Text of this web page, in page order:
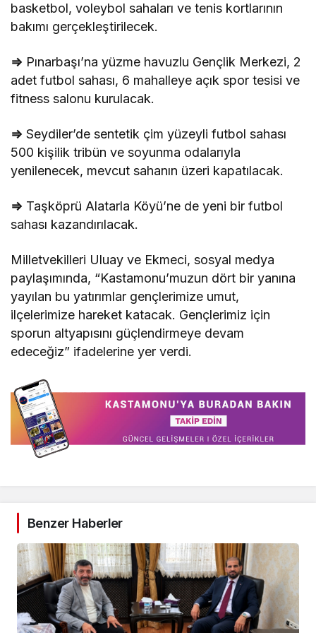
basketbol, voleybol sahaları ve tenis kortlarının
bakımı gerçekleştirilecek.
⇒ Pınarbaşı’na yüzme havuzlu Gençlik Merkezi, 2
adet futbol sahası, 6 mahalleye açık spor tesisi ve
fitness salonu kurulacak.
⇒ Seydiler’de sentetik çim yüzeyli futbol sahası
500 kişilik tribün ve soyunma odalarıyla
yenilenecek, mevcut sahanın üzeri kapatılacak.
⇒ Taşköprü Alatarla Köyü’ne de yeni bir futbol
sahası kazandırılacak.
Milletvekilleri Uluay ve Ekmeci, sosyal medya
paylaşımında, “Kastamonu’muzun dört bir yanına
yayılan bu yatırımlar gençlerimize umut,
ilçelerimize hareket katacak. Gençlerimiz için
sporun altyapısını güçlendirmeye devam
edeceğiz” ifadelerine yer verdi.
Benzer Haberler